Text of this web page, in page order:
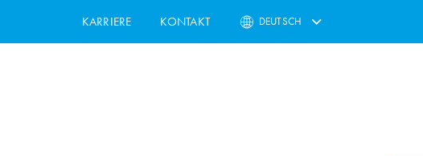
KARRIERE KONTAKT DEUTSCH